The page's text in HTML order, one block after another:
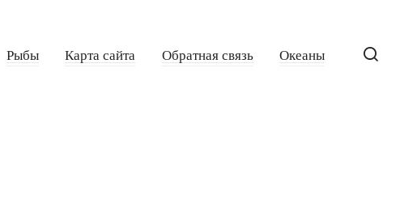
Рыбы Карта сайта Обратная связь Океаны